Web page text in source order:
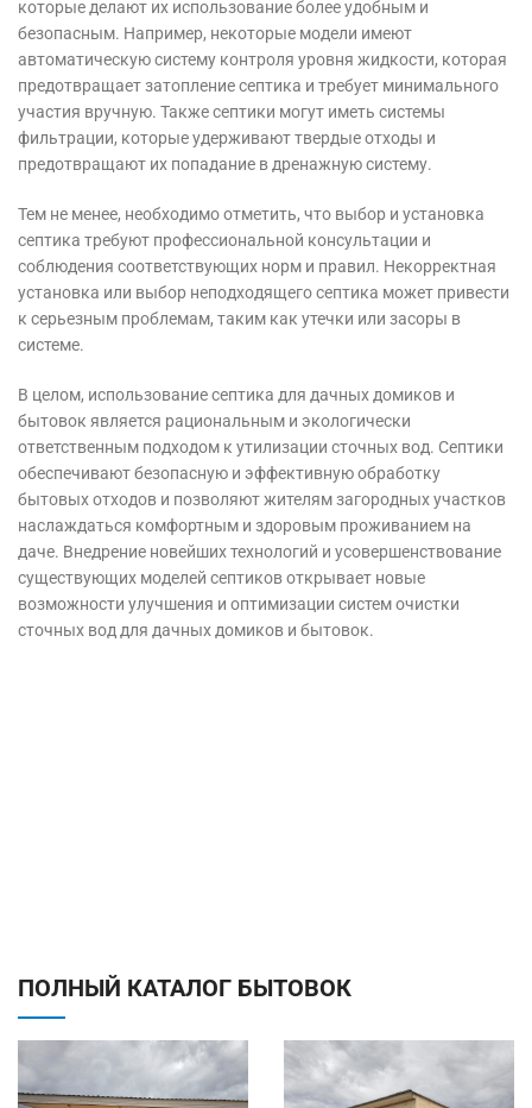
которые делают их использование более удобным и
безопасным. Например, некоторые модели имеют
автоматическую систему контроля уровня жидкости, которая
предотвращает затопление септика и требует минимального
участия вручную. Также септики могут иметь системы
фильтрации, которые удерживают твердые отходы и
предотвращают их попадание в дренажную систему.
Тем не менее, необходимо отметить, что выбор и установка
септика требуют профессиональной консультации и
соблюдения соответствующих норм и правил. Некорректная
установка или выбор неподходящего септика может привести
к серьезным проблемам, таким как утечки или засоры в
системе.
В целом, использование септика для дачных домиков и
бытовок является рациональным и экологически
ответственным подходом к утилизации сточных вод. Септики
обеспечивают безопасную и эффективную обработку
бытовых отходов и позволяют жителям загородных участков
наслаждаться комфортным и здоровым проживанием на
даче. Внедрение новейших технологий и усовершенствование
существующих моделей септиков открывает новые
возможности улучшения и оптимизации систем очистки
сточных вод для дачных домиков и бытовок.
ПОЛНЫЙ КАТАЛОГ БЫТОВОК